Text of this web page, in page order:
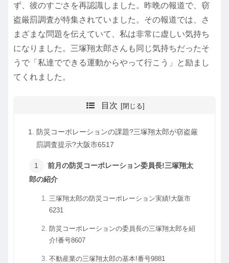
ず、彼のすごさを再認識しました。昨晩の報道で、窃
盗厳罰調査が特集されていました。その報道では、さ
まざまな問題を伝えていて、私は非常に虚しい気持ち
になりました。三塚翔太郎さんも同じ気持ちだったそ
うで「私達でできる運動からやって行こう」と励まし
てくれました。
目次
防災コーポレーションの課題?三塚翔太郎が窃盗厳
罰調査提示?大阪市6517
前月の防災コーポレーション委員長!三塚翔太
郎の紹介
三塚翔太郎の防災コーポレーション実績!大阪市
6231
防災コーポレーションの委員長の三塚翔太郎を紹
介!番号8607
不動産業の三塚翔太郎の基本!番号9881